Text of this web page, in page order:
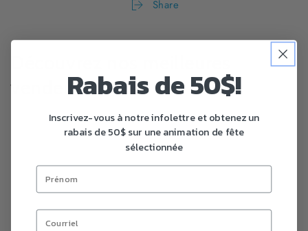
Share
vendeurs!Rabais de 50$!
Inscrivez-vous à notre infolettre et obtenez un
rabais de 50$ sur une animation de fête
sélectionnée